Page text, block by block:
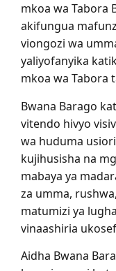
mkoa wa Tabora
akifungua
viongozi wa
yaliyofanyika
mkoa wa Tabora
Bwana Barago
vitendo hivyo
wa huduma
kujihusisha na
mabaya ya
za umma,
matumizi ya
vinaashiria
Aidha Bwana